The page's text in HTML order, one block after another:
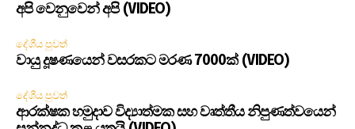
අපි වෙනුවෙන් අපි (VIDEO)
දේශීය පුවත්
වායු දූෂණයෙන් වසරකට මරණ 7000ක් (VIDEO)
දේශීය පුවත්
ආරක්ෂක හමුදාව විද්‍යාත්මක සහ වෘත්තීය නිපුණත්වයෙන්